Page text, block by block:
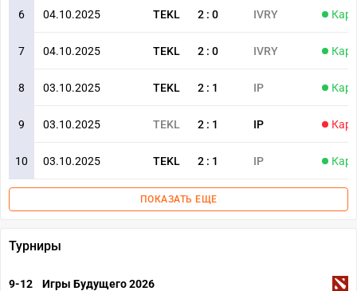
6 04.10.2025 TEKL IVRY
2 : 0
7 04.10.2025 TEKL IVRY
2 : 0
8 03.10.2025 TEKL IP
2 : 1
9 03.10.2025 TEKL IP
2 : 1
10 03.10.2025 TEKL IP
2 : 1
ПОКАЗАТЬ ЕЩЕ
Турниры
9-12
Игры Будущего 2026